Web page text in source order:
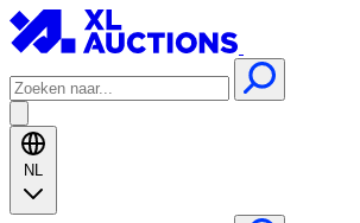
NL